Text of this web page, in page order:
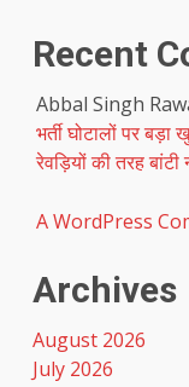
Recent
Abbal Singh
भर्ती घोटालों पर
रेवड़ियों की तरह
A WordPress
Archives
August 2026
July 2026